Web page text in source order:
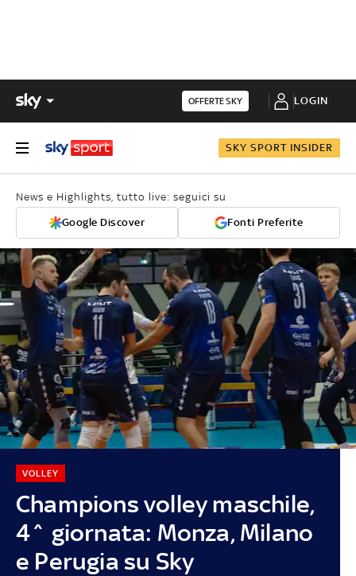
OFFERTE SKY LOGIN
SKY SPORT INSIDER
News e Highlights, tutto live: seguici su
Google Discover Fonti Preferite
Champions volley maschile,
4^ giornata: Monza, Milano
e Perugia su Sky
VOLLEY